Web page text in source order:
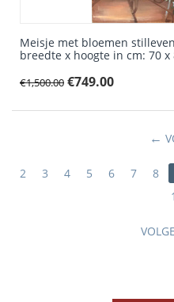
Meisje met bloemen
breedte x hoogte in cm: 70 x
€1,500.00 €749.00
2 3 4 5 6 7 8